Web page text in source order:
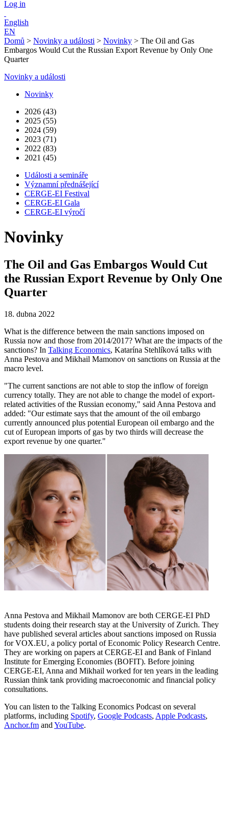
Log in
English
EN
Domů > Novinky a události > Novinky > The Oil and Gas
Embargos Would Cut the Russian Export Revenue by Only One
Quarter
Novinky a události
Novinky
2026 (43)
2025 (55)
2024 (59)
2023 (71)
2022 (83)
2021 (45)
Události a semináře
Významní přednášející
CERGE-EI Festival
CERGE-EI Gala
CERGE-EI výročí
Novinky
The Oil and Gas Embargos Would Cut
the Russian Export Revenue by Only One
Quarter
18. dubna 2022
What is the difference between the main sanctions imposed on
Russia now and those from 2014/2017? What are the impacts of the
sanctions? In Talking Economics, Katarína Stehlíková talks with
Anna Pestova and Mikhail Mamonov on sanctions on Russia at the
macro level.
"The current sanctions are not able to stop the inflow of foreign
currency totally. They are not able to change the model of export-
related activities of the Russian economy," said Anna Pestova and
added: "Our estimate says that the amount of the oil embargo
currently announced plus potential European oil embargo and the
cut of European imports of gas by two thirds will decrease the
export revenue by one quarter."
Anna Pestova and Mikhail Mamonov are both CERGE-EI PhD
students doing their research stay at the University of Zurich. They
have published several articles about sanctions imposed on Russia
for VOX.EU, a policy portal of Economic Policy Research Centre.
They are working on papers at CERGE-EI and Bank of Finland
Institute for Emerging Economies (BOFIT). Before joining
CERGE-EI, Anna and Mikhail worked for ten years in the leading
Russian think tank providing macroeconomic and financial policy
consultations.
You can listen to the Talking Economics Podcast on several
platforms, including Spotify, Google Podcasts, Apple Podcasts,
Anchor.fm and YouTube.